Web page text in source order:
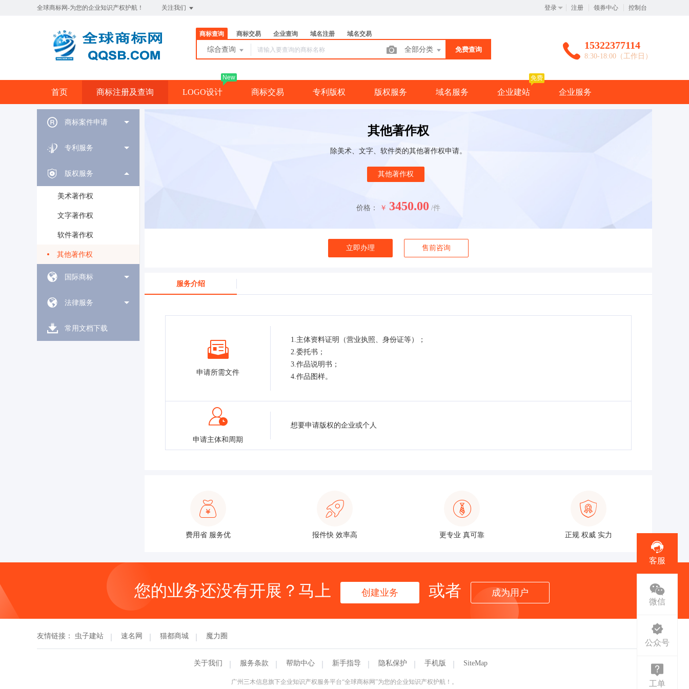
全球商标网-为您的企业知识产权护航！ 关注我们 登录 注册 领券中心 控制台
商标查询 商标交易 企业查询 域名注册 域名交易
综合查询 全部分类 免费查询 15322377114
8:30-18:00（工作日）
首页 商标注册及查询 LOGO设计
New
商标交易 专利版权 版权服务 域名服务 企业建站
免费
企业服务
商标案件申请
专利服务
版权服务
美术著作权
文字著作权
软件著作权
其他著作权
国际商标
法律服务
常用文档下载
其他著作权
除美术、文字、软件类的其他著作权申请。
其他著作权
价格： ￥ 3450.00 /件
立即办理 售前咨询
服务介绍
申请所需文件
1.主体资料证明（营业执照、身份证等）；
2.委托书；
3.作品说明书；
4.作品图样。
申请主体和周期
想要申请版权的企业或个人
费用省 服务优 报件快 效率高 更专业 真可靠 正规 权威 实力
您的业务还没有开展？马上 创建业务 或者 成为用户
友情链接： 虫子建站 速名网 猫都商城 魔力圈
关于我们 服务条款 帮助中心 新手指导 隐私保护 手机版 SiteMap
广州三木信息旗下企业知识产权服务平台“全球商标网”为您的企业知识产权护航！。
客服
微信
公众号
工单